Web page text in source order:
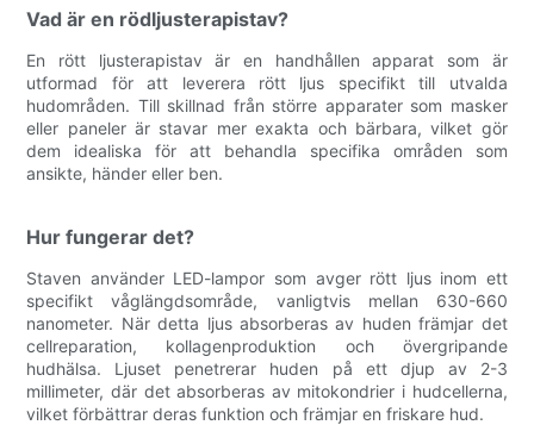
Vad är en rödljusterapistav?
En rött ljusterapistav är en handhållen apparat som är
utformad för att leverera rött ljus specifikt till utvalda
hudområden. Till skillnad från större apparater som masker
eller paneler är stavar mer exakta och bärbara, vilket gör
dem idealiska för att behandla specifika områden som
ansikte, händer eller ben.
Hur fungerar det?
Staven använder LED-lampor som avger rött ljus inom ett
specifikt våglängdsområde, vanligtvis mellan 630-660
nanometer. När detta ljus absorberas av huden främjar det
cellreparation, kollagenproduktion och övergripande
hudhälsa. Ljuset penetrerar huden på ett djup av 2-3
millimeter, där det absorberas av mitokondrier i hudcellerna,
vilket förbättrar deras funktion och främjar en friskare hud.